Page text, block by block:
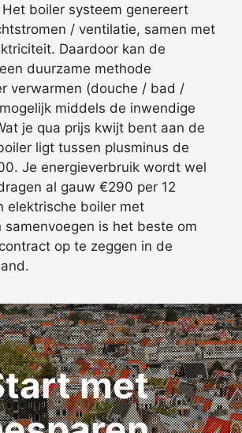
boiler systeem genereert
/ ventilatie, samen met
Daardoor kan de
duurzame methode
verwarmen (douche / bad /
middels de inwendige
je qua prijs kwijt bent aan de
ligt tussen plusminus de
Je energieverbruik wordt wel
al gauw €290 per 12
elektrische boiler met
samenvoegen is het beste om
op te zeggen in de
met